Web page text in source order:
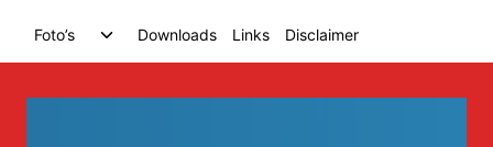
Foto’s
ToggleDownloads Links Disclaimer